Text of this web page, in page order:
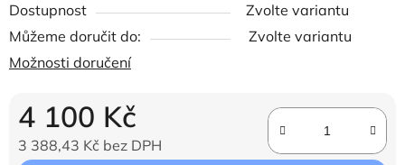
Dostupnost
Zvolte variantu
Můžeme doručit do:
Zvolte variantu
Možnosti doručení
4 100 Kč
3 388,43 Kč bez DPH